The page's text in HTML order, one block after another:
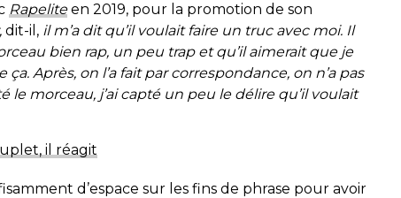
Rapelite en 2019, pour la promotion de son
dit-il, il m’a dit qu’il voulait faire un truc avec moi. Il
bien rap, un peu trap et qu’il aimerait que je
Après, on l’a fait par correspondance, on n’a pas
le morceau, j’ai capté un peu le délire qu’il voulait
il réagit
d’espace sur les fins de phrase pour avoir